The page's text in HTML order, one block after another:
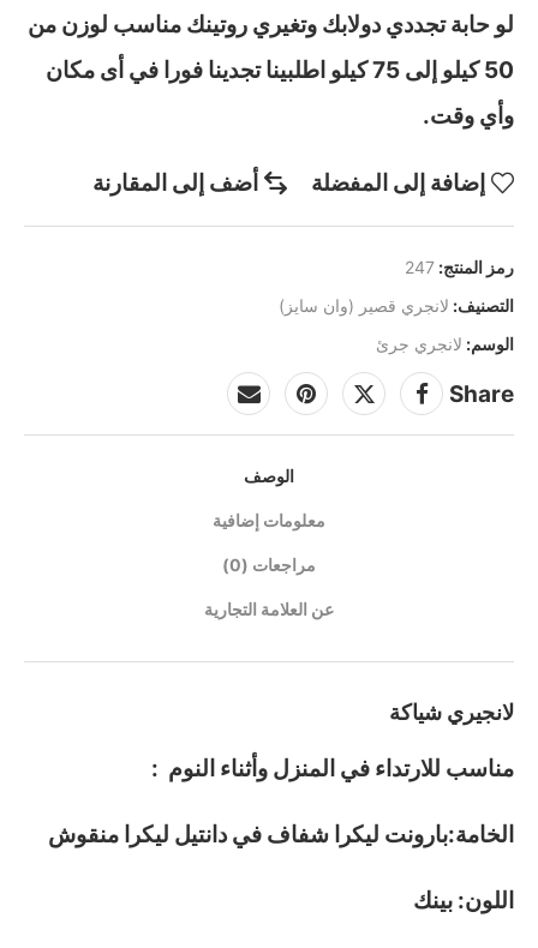
لو حابة تجددي دولابك وتغيري روتينك مناسب لوزن من
50 كيلو إلى 75 كيلو اطلبينا تجدينا فورا في أى مكان
وأي وقت.
إضافة إلى المفضلة أضف إلى المقارنة
رمز المنتج: 247
التصنيف: لانجري قصير (وان سايز)
الوسم: لانجري جرئ
Share
الوصف
معلومات إضافية
مراجعات (0)
عن العلامة التجارية
لانجيري شياكة
مناسب للارتداء في المنزل وأثناء النوم :
الخامة:بارونت ليكرا شفاف في دانتيل ليكرا منقوش
اللون: بينك